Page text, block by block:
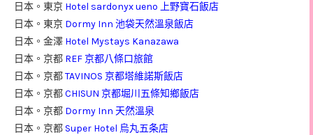
日本。東京 Hotel sardonyx ueno 上野寶石飯店
日本。東京 Dormy Inn 池袋天然溫泉飯店
日本。金澤 Hotel Mystays Kanazawa
日本。京都 REF 京都八條口旅館
日本。京都TAVINOS 京都塔維諾斯飯店
日本。京都CHISUN 京都堀川五條知鄉飯店
日本。京都 Dormy Inn 天然溫泉
日本。京都 Super Hotel 烏丸五条店